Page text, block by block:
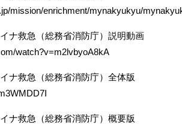
mission/enrichment/mynakyukyu/
ナ救急（総務省消防庁）説明動画
watch?v=m2lvbyoA8kA
イナ救急（総務省消防庁）全体版
イナ救急（総務省消防庁）概要版